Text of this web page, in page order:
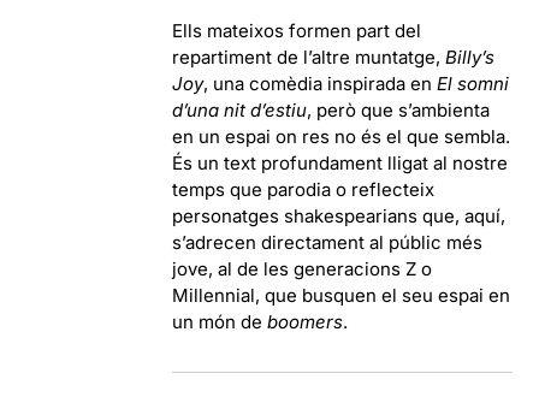
Ells mateixos formen part del
repartiment de l’altre muntatge,Billy’s
Joy, una comèdia inspirada enEl somni
d’una nit d’estiu, però que s’ambienta
en un espai on res no és el que sembla.
És un text profundament lligat al nostre
temps que parodia o reflecteix
personatges shakespearians que, aquí,
s’adrecen directament al públic més
jove, al de les generacions Z o
Millennial, que busquen el seu espai en
un món deboomers.